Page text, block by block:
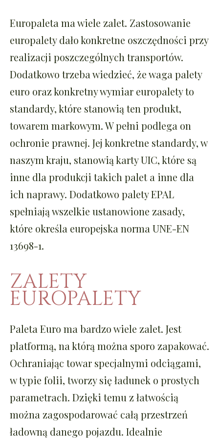
Europaleta ma wiele zalet. Zastosowanie
europalety dało konkretne oszczędności przy
realizacji poszczególnych transportów.
Dodatkowo trzeba wiedzieć, że waga palety
euro oraz konkretny wymiar europalety to
standardy, które stanowią ten produkt,
towarem markowym. W pełni podlega on
ochronie prawnej. Jej konkretne standardy, w
naszym kraju, stanowią karty UIC, które są
inne dla produkcji takich palet a inne dla
ich naprawy. Dodatkowo palety EPAL
spełniają wszelkie ustanowione zasady,
które określa europejska norma UNE-EN
13698-1.
ZALETY
EUROPALETY
Paleta Euro ma bardzo wiele zalet. Jest
platformą, na którą można sporo zapakować.
Ochraniając towar specjalnymi odciągami,
w typie folii, tworzy się ładunek o prostych
parametrach. Dzięki temu z łatwością
można zagospodarować całą przestrzeń
ładowną danego pojazdu. Idealnie